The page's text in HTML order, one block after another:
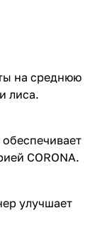
на среднюю
лиса.
обеспечивает
CORONA.
улучшает